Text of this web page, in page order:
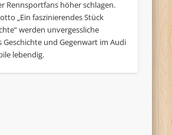
Rennsportfans höher schlagen.
„Ein faszinierendes Stück
werden unvergessliche
Geschichte und Gegenwart im Audi
lebendig.